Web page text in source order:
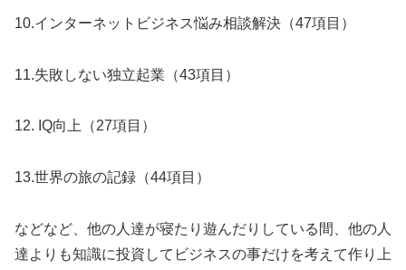
10.インターネットビジネス悩み相談解決（47項目）
11.失敗しない独立起業（43項目）
12. IQ向上（27項目）
13.世界の旅の記録（44項目）
などなど、他の人達が寝たり遊んだりしている間、他の人
達よりも知識に投資してビジネスの事だけを考えて作り上